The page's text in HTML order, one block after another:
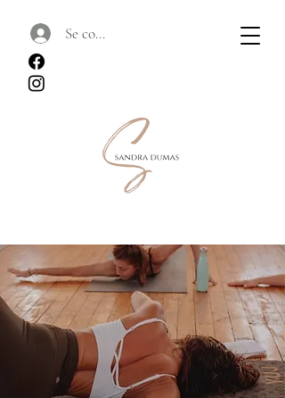
Se connecter